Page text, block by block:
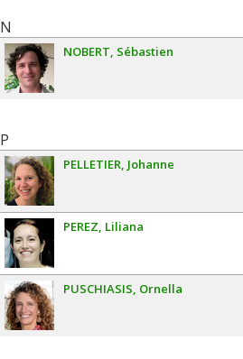
N
NOBERT Sébastien
P
PELLETIER Johanne
PEREZ Liliana
PUSCHIASIS Ornella